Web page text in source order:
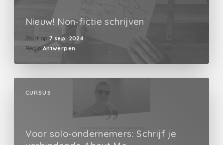
Nieuw! Non-fictie schrijven
Start op 7 sep. 2024
Regio Antwerpen
CURSUS
Voor solo-ondernemers: Schrijf je